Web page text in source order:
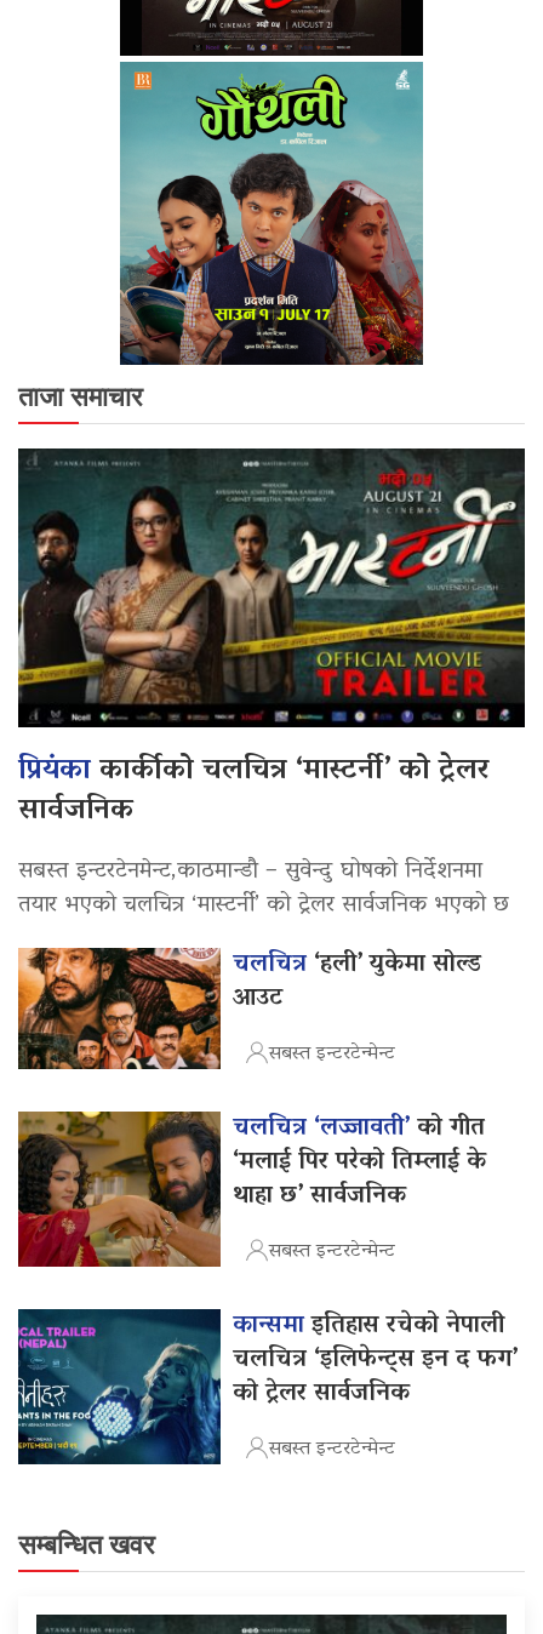
ताजा समाचार
प्रियंकाकार्कीको चलचित्र ‘मास्टर्नी’ को ट्रेलर
सार्वजनिक
सबस्त इन्टरटेनमेन्ट,काठमान्डौ – सुवेन्दु घोषको निर्देशनमा
तयार भएको चलचित्र ‘मास्टर्नी’ को ट्रेलर सार्वजनिक भएको छ
चलचित्र‘हली’ युकेमा सोल्ड
आउट
सबस्त इन्टरटेन्मेन्ट
चलचित्र ‘लज्जावती’को गीत
‘मलाई पिर परेको तिम्लाई के
थाहा छ’ सार्वजनिक
सबस्त इन्टरटेन्मेन्ट
कान्समाइतिहास रचेको नेपाली
चलचित्र ‘इलिफेन्ट्स इन द फग’
को ट्रेलर सार्वजनिक
सबस्त इन्टरटेन्मेन्ट
सम्बन्धित खवर